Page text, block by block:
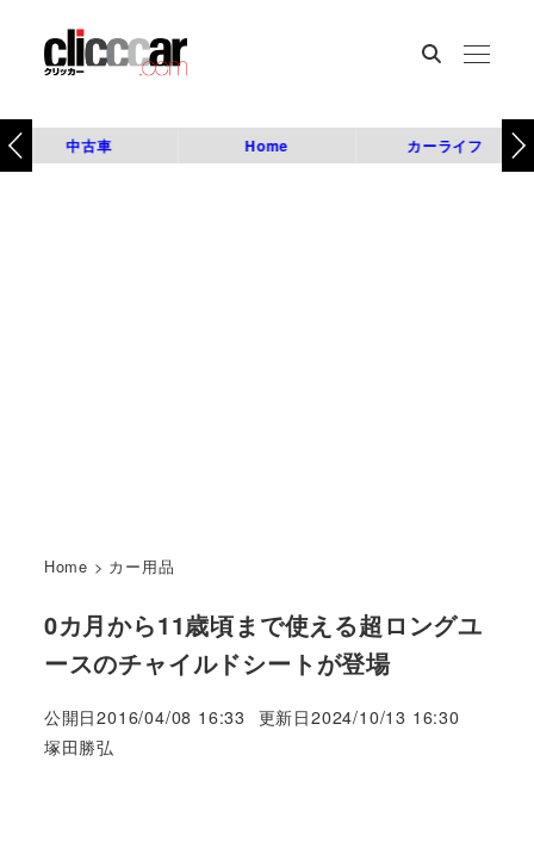
中古車 Home カーライフ
Home > カー用品
0カ月から11歳頃まで使える超ロングユ
ースのチャイルドシートが登場
公開日2016/04/08 16:33 更新日2024/10/13 16:30
著
塚田勝弘